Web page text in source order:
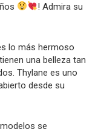
! Admira su
lo más hermoso
una belleza tan
Thylane es uno
desde su
se